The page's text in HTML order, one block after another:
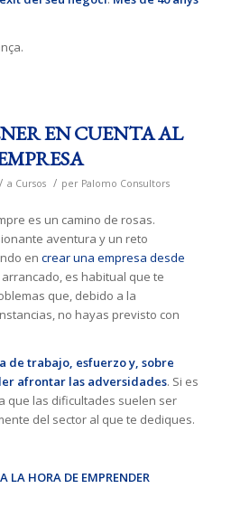
EN CUENTA AL
/ a Cursos / per Palomo Consultors
es un camino de rosas.
aventura y un reto
en crear una empresa desde
es habitual que te
que, debido a la
no hayas previsto con
de trabajo, esfuerzo y, sobre
afrontar las adversidades. Si es
que las dificultades suelen ser
del sector al que te dediques.
LA HORA DE EMPRENDER